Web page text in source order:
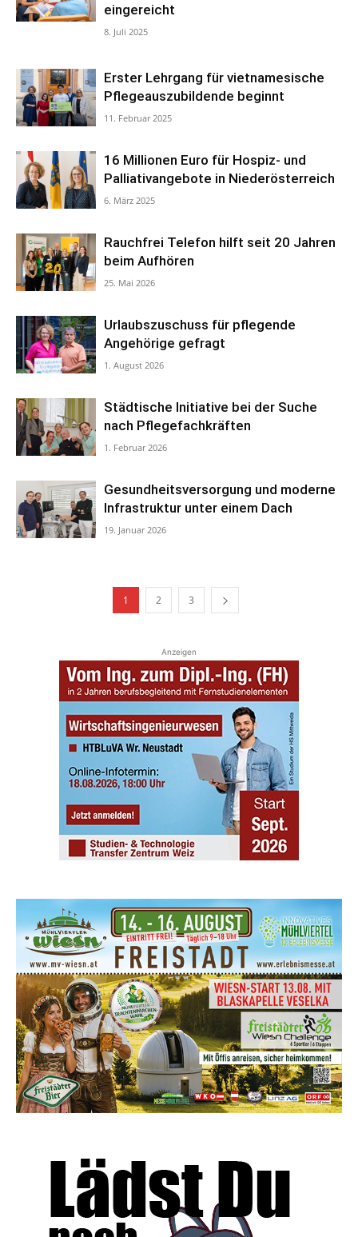
eingereicht
8. Juli 2025
Erster Lehrgang für vietnamesische
Pflegeauszubildende beginnt
11. Februar 2025
16 Millionen Euro für Hospiz- und
Palliativangebote in Niederösterreich
6. März 2025
Rauchfrei Telefon hilft seit 20 Jahren
beim Aufhören
25. Mai 2026
Urlaubszuschuss für pflegende
Angehörige gefragt
1. August 2026
Städtische Initiative bei der Suche
nach Pflegefachkräften
1. Februar 2026
Gesundheitsversorgung und moderne
Infrastruktur unter einem Dach
19. Januar 2026
1 2 3
Anzeigen